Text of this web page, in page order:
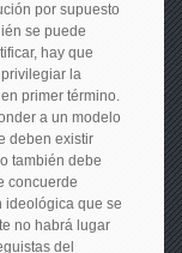
por supuesto
se puede
hay que
la
primer término.
a un modelo
deben existir
también debe
concuerde
ideológica que se
no habrá lugar
del